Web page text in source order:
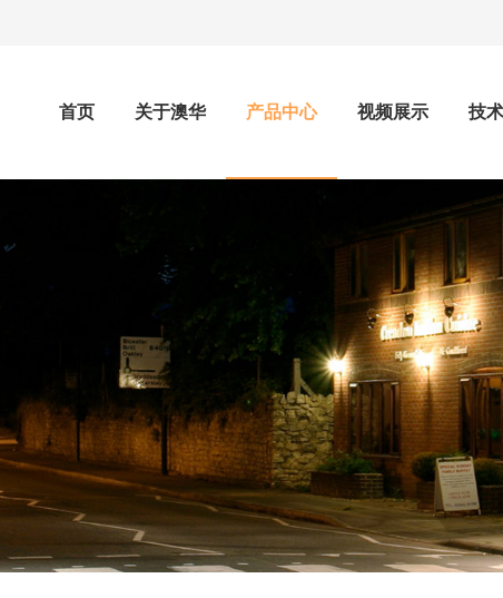
首页 关于澳华 产品中心 视频展示 技